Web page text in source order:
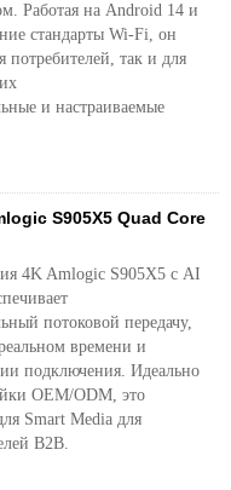
Работая на Android 14 и
стандарты Wi-Fi, он
потребителей, так и для
и настраиваемые
S905X5 Quad Core
4K Amlogic S905X5 с AI
потоковой передачу,
времени и
подключения. Идеально
OEM/ODM, это
Smart Media для
B2B.